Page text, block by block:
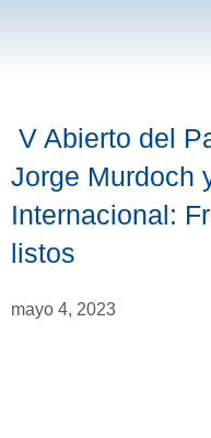
V Abierto del
Jorge Murdoch
Internacional:
listos
mayo 4, 2023